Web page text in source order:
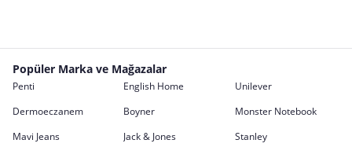
Popüler Marka ve Mağazalar
Penti English Home
Unilever
Dermoeczanem
Boyner
Monster Notebook
Mavi Jeans
Jack & Jones
Stanley